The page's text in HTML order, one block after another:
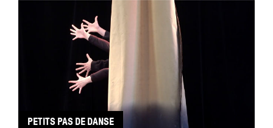
PETITS PAS DE DANSE